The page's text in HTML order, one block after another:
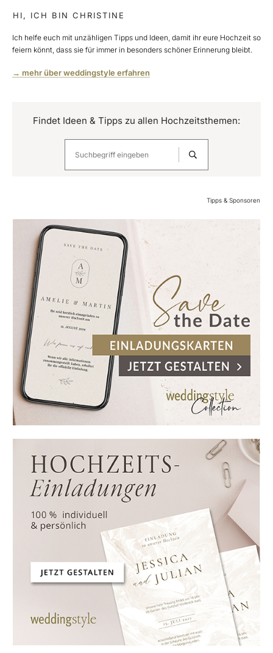
HI, ICH BIN CHRISTINE
Ich helfe euch mit unzähligen Tipps und Ideen, damit ihr eure Hochzeit so
feiern könnt, dass sie für immer in besonders schöner Erinnerung bleibt.
→ mehr über weddingstyle erfahren
Findet Ideen & Tipps zu allen Hochzeitsthemen:
Tipps & Sponsoren